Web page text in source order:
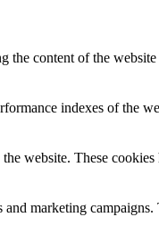
content of the
indexes of the
website. These
marketing